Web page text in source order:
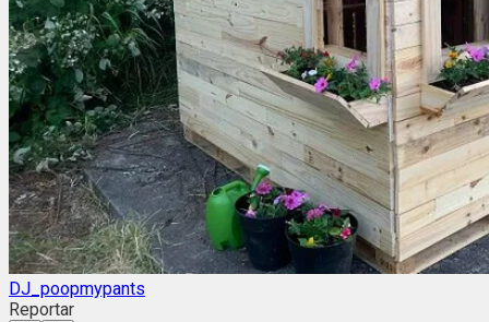
DJ_poopmypants
Reportar